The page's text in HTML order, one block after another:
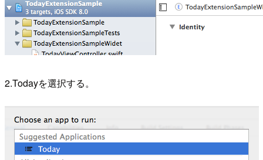
2.Todayを選択する。